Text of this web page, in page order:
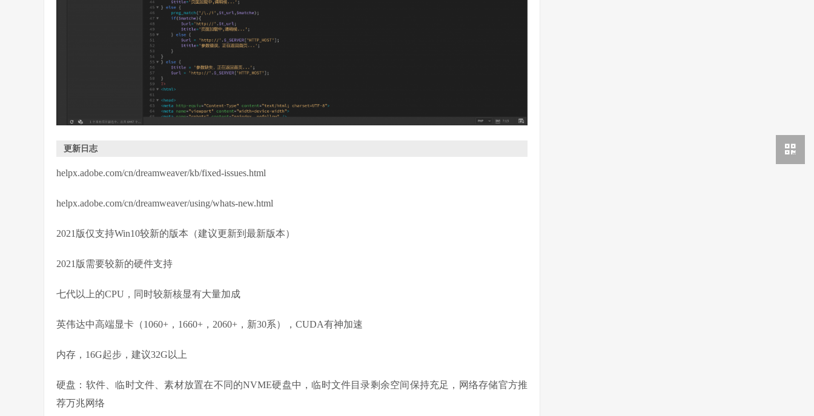
更新日志
helpx.adobe.com/cn/dreamweaver/kb/fixed-issues.html
helpx.adobe.com/cn/dreamweaver/using/whats-new.html
2021版仅支持Win10较新的版本（建议更新到最新版本）
2021版需要较新的硬件支持
七代以上的CPU，同时较新核显有大量加成
英伟达中高端显卡（1060+，1660+，2060+，新30系），CUDA有神加速
内存，16G起步，建议32G以上
硬盘：软件、临时文件、素材放置在不同的NVME硬盘中，临时文件目录剩余空间保持充足，网络存储官方推
荐万兆网络